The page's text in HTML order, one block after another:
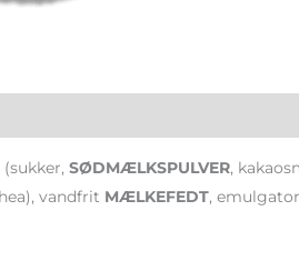
(sukker, SØDMÆLKSPULVER,
vandfrit MÆLKEFEDT,